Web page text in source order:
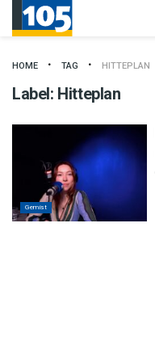
HOME TAG HITTEPLAN
Label: Hitteplan
Gemist